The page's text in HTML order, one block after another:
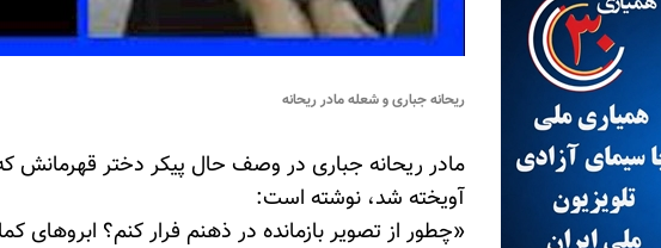
ریحانه جباری و شعله مادر ریحانه
مادر ریحانه جباری در وصف حال پیکر دختر قهرمانش
آویخته شد، نوشته است:
«چطور از تصویر بازمانده در ذهنم فرار کنم؟